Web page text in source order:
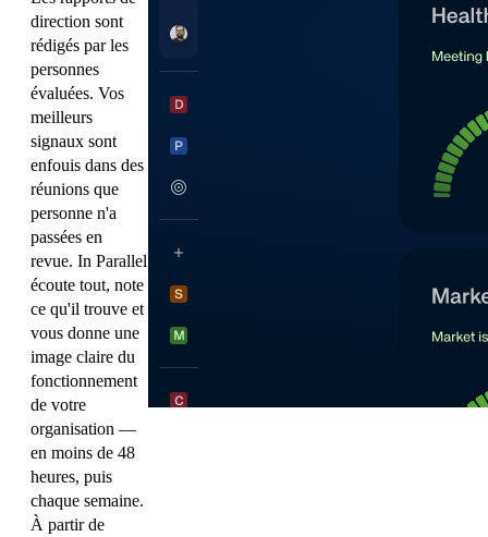
direction sont
rédigés par les
personnes
évaluées. Vos
meilleurs
signaux sont
enfouis dans des
réunions que
personne n'a
passées en
revue. In Parallel
écoute tout, note
ce qu'il trouve et
vous donne une
image claire du
fonctionnement
de votre
organisation —
en moins de 48
heures, puis
chaque semaine.
À partir de